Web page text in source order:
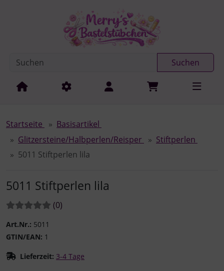
Springe zur Navigation
Suchen
Startseite
Basisartikel
Glitzersteine/Halbperlen/Reisper
Stiftperlen
5011 Stiftperlen lila
5011 Stiftperlen lila
Bewertungen:
(0Bewertungen
)
Art.Nr.: 5011
GTIN/EAN: 1
Lieferzeit: 3-4 Tage